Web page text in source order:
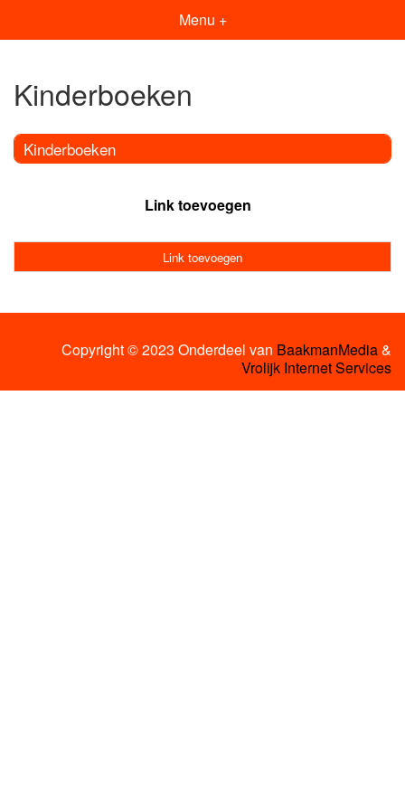
Menu +
Kinderboeken
Kinderboeken
Link toevoegen
Link toevoegen
Copyright © 2023 Onderdeel van BaakmanMedia&
Vrolijk Internet Services